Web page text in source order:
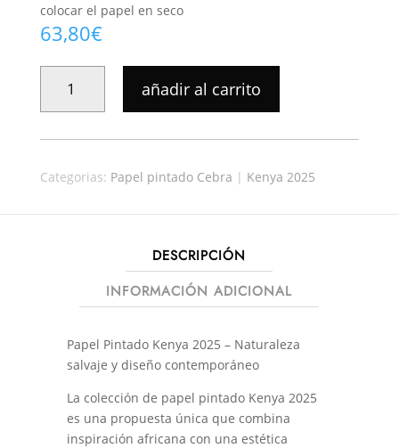
colocar el papel en seco
63,80€
PINTADO
KENYA
009
añadir al carrito
Categorias: Papel pintado Cebra | Kenya 2025
DESCRIPCIÓN
INFORMACIÓN ADICIONAL
Papel Pintado Kenya 2025 – Naturaleza
salvaje y diseño contemporáneo
La colección de papel pintado Kenya 2025
es una propuesta única que combina
inspiración africana con una estética